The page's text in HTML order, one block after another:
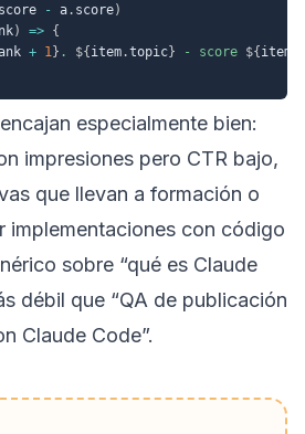
score - a. score)
) => {
+ 1} . ${ item.topic} - score ${ item
especialmente bien:
impresiones pero CTR bajo,
que llevan a formación o
implementaciones con código
sobre “qué es Claude
débil que “QA de publicación
Claude Code”.